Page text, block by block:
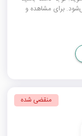
برای مشاهده و
منقضی شده